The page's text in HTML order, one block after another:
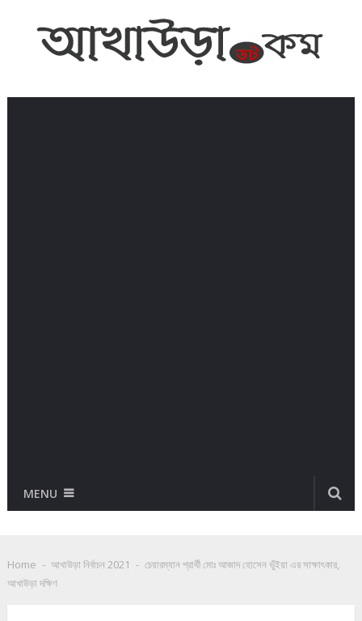
MENU
Home - আখাউড়া নির্বাচন 2021 - চেয়ারম্যান প্রার্থী মোঃ আজাদ হোসেন ভুঁইয়া এর সাক্ষাৎকার,
আখাউড়া দক্ষিণ